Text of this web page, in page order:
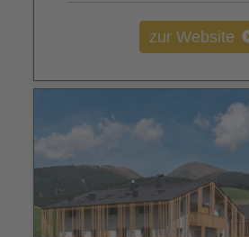
zur Website